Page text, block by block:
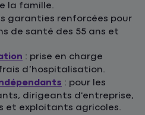
la famille.
garanties renforcées pour
de santé des 55 ans et
: prise en charge
d’hospitalisation.
: pour les
dirigeants d'entreprise,
et exploitants agricoles.